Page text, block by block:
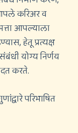
करिअर व
आपल्याला
हेतू प्रत्यक्ष
योग्य निर्णय
करते.
परिभाषित